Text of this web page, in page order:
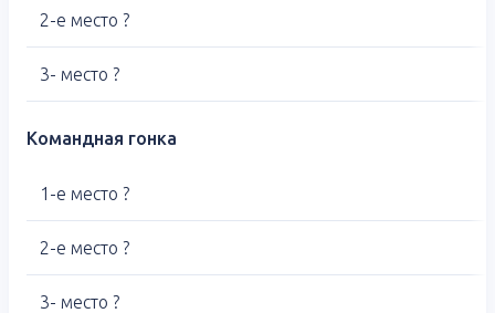
2-е место ?
3- место ?
Командная гонка
1-е место ?
2-е место ?
3- место ?